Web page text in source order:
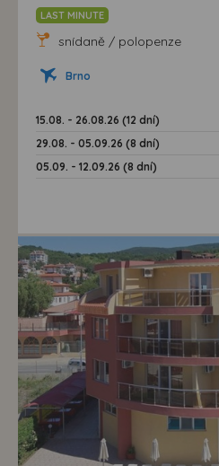
LAST MINUTE
snídaně / polopenze
Brno
15.08. - 26.08.26 (12 dní)
29.08. - 05.09.26 (8 dní)
05.09. - 12.09.26 (8 dní)